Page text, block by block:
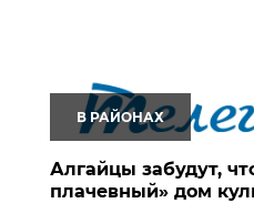
В РАЙОНАХ
Алгайцы забудут,
плачевный» дом